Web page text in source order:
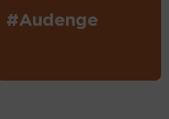
#Audenge